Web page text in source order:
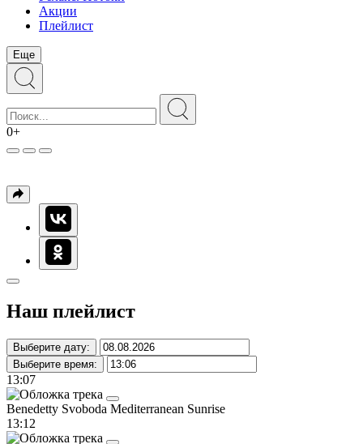
Акции
Плейлист
Еще
0+
Наш плейлист
Выберите дату:
Выберите время:
13:07
Benedetty Svoboda Mediterranean Sunrise
13:12